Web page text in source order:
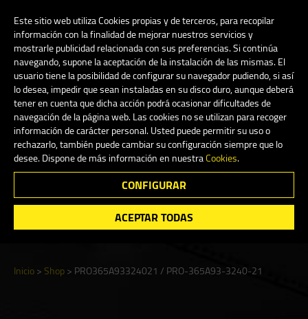
Este sitio web utiliza Cookies propias y de terceros, para recopilar
información con la finalidad de mejorar nuestros servicios y
mostrarle publicidad relacionada con sus preferencias. Si continúa
navegando, supone la aceptación de la instalación de las mismas. El
usuario tiene la posibilidad de configurar su navegador pudiendo, si así
lo desea, impedir que sean instaladas en su disco duro, aunque deberá
tener en cuenta que dicha acción podrá ocasionar dificultades de
navegación de la página web. Las cookies no se utilizan para recoger
información de carácter personal. Usted puede permitir su uso o
rechazarlo, también puede cambiar su configuración siempre que lo
desee. Dispone de más información en nuestraCookies.
CONFIGURAR
ACEPTAR TODAS
My Account
Español
Shop
Search
Inicio>Shop>PRO365A93324021 / PRO-365A93-3240-21